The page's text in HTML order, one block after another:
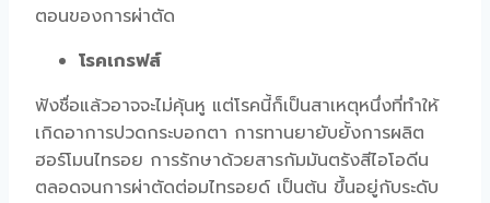
ตอนของการผ่าตัด
โรคเกรฟส์
ฟังชื่อแล้วอาจจะไม่คุ้นหู แต่โรคนี้ก็เป็นสาเหตุหนึ่งที่ทำให้
เกิดอาการปวดกระบอกตา การทานยายับยั้งการผลิต
ฮอร์โมนไทรอย การรักษาด้วยสารกัมมันตรังสีไอโอดีน
ตลอดจนการผ่าตัดต่อมไทรอยด์ เป็นต้น ขึ้นอยู่กับระดับ